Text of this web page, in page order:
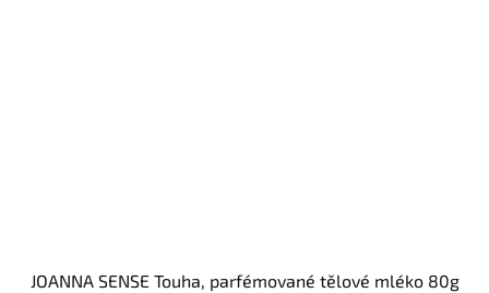
JOANNA SENSE Touha, parfémované tělové mléko 80g